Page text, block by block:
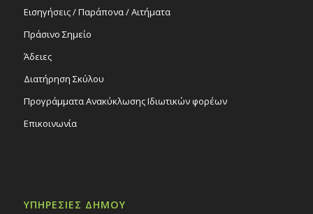
Εισηγήσεις / Παράπονα / Αιτήματα
Πράσινο Σημείο
Άδειες
Διατήρηση Σκύλου
Προγράμματα Ανακύκλωσης Ιδιωτικών φορέων
Επικοινωνία
ΥΠΗΡΕΣΙΕΣ ΔΗΜΟΥ